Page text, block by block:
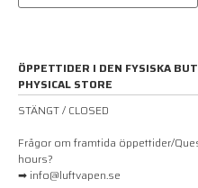
ÖPPETTIDER I DEN FYSISKA
PHYSICAL STORE
STÄNGT / CLOSED
Frågor om framtida öppettider/
hours?
➡ info@luftvapen.se